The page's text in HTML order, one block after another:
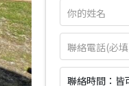
聯絡時間：皆